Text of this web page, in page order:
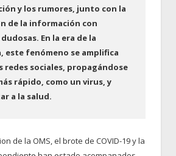
y los rumores, junto con la
de la información con
En la era de la
este fenómeno se amplifica
redes sociales, propagándose
rápido, como un virus, y
a la salud.
de la OMS, el brote de COVID-19 y la